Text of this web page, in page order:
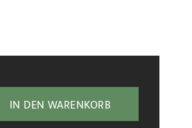
IN DEN WARENKORB